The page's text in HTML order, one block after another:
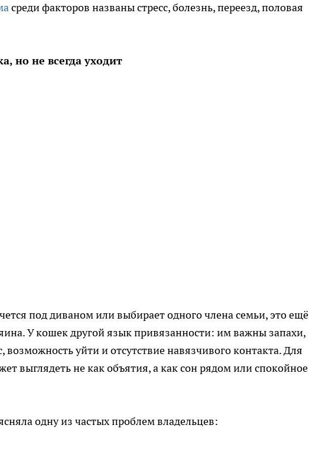
среди факторов названы стресс, болезнь, переезд, половая
но не всегда уходит
под диваном или выбирает одного члена семьи, это ещё
У кошек другой язык привязанности: им важны запахи,
возможность уйти и отсутствие навязчивого контакта. Для
выглядеть не как объятия, а как сон рядом или спокойное
одну из частых проблем владельцев: